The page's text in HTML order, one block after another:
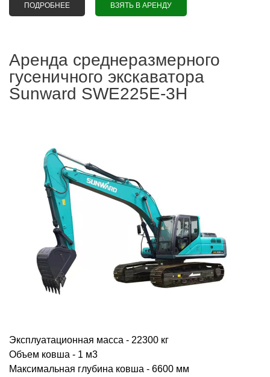
ПОДРОБНЕЕ
О АРЕНДА ПОЛУБОЛОТНОГО ГУСЕНИЧНОГО
ЭКСКАВАТОРА HITACHI ZX210LCK-3
ВЗЯТЬ В АРЕНДУ
Аренда среднеразмерного
гусеничного экскаватора
Sunward SWE225E-3H
Эксплуатационная масса - 22300 кг
Объем ковша - 1 м3
Максимальная глубина ковша - 6600 мм